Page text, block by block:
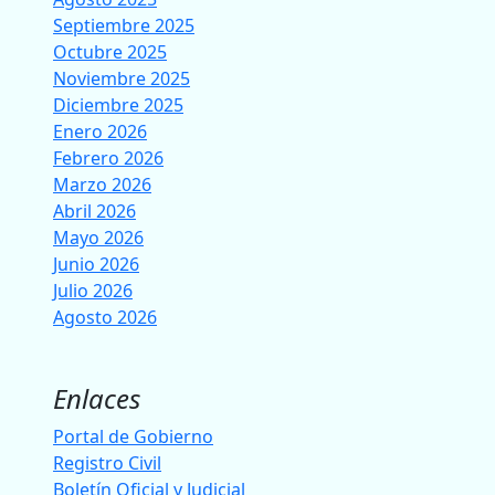
Septiembre 2025
Octubre 2025
Noviembre 2025
Diciembre 2025
Enero 2026
Febrero 2026
Marzo 2026
Abril 2026
Mayo 2026
Junio 2026
Julio 2026
Agosto 2026
Enlaces
Portal de Gobierno
Registro Civil
Boletín Oficial y Judicial